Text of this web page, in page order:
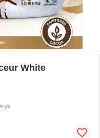
White